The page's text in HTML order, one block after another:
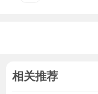
相关推荐